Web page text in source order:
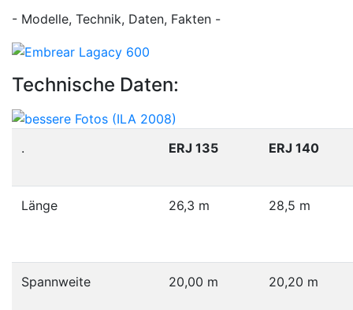
- Modelle, Technik, Daten, Fakten -
Technische Daten:
. ERJ 135 ERJ 140
Länge 26,3 m 28,5 m
Spannweite 20,00 m 20,20 m